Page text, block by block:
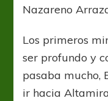
Nazareno
Los primeros
ser profundo y
pasaba mucho,
ir hacia